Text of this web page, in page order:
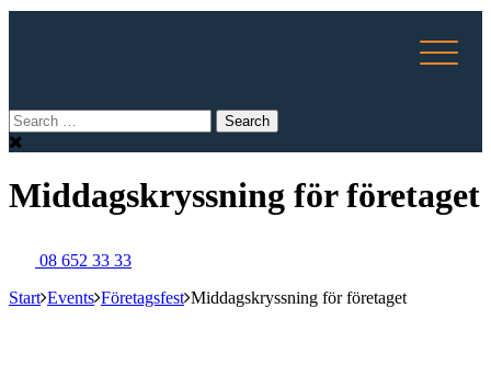
Middagskryssning för företaget
08 652 33 33
Start Events Företagsfest Middagskryssning för företaget